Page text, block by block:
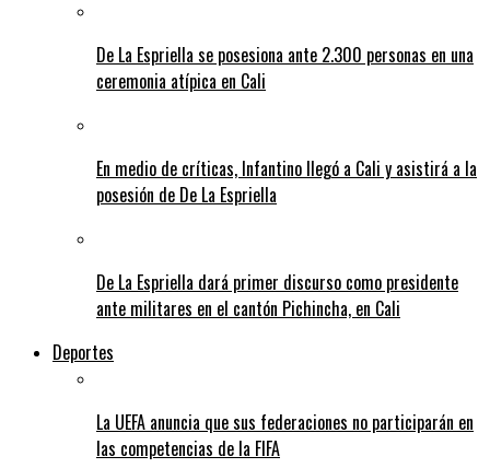
De La Espriella se posesiona ante 2.300 personas en una
ceremonia atípica en Cali
En medio de críticas, Infantino llegó a Cali y asistirá a la
posesión de De La Espriella
De La Espriella dará primer discurso como presidente
ante militares en el cantón Pichincha, en Cali
Deportes
La UEFA anuncia que sus federaciones no participarán en
las competencias de la FIFA